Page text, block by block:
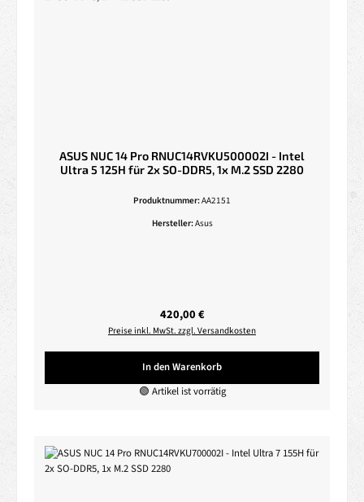
ASUS NUC 14 Pro RNUC14RVKU500002I - Intel
Ultra 5 125H für 2x SO-DDR5, 1x M.2 SSD 2280
Produktnummer:AA2151
Hersteller:Asus
Regulärer Preis:
420,00 €
Preise inkl. MwSt. zzgl. Versandkosten
In den Warenkorb
🟢 Artikel ist vorrätig